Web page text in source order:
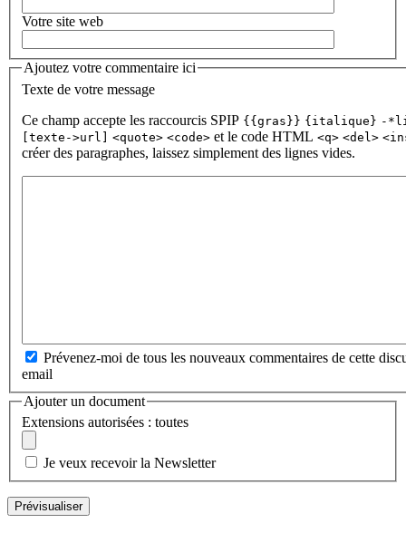
Votre site web
Ajoutez votre commentaire ici
Texte de votre message
Ce champ accepte les raccourcis SPIP {{gras}} {italique} -
[texte->url] <quote> <code> et le code HTML <q> <del>
créer des paragraphes, laissez simplement des lignes vides.
Prévenez-moi de tous les nouveaux commentaires de cette
email
Ajouter un document
Extensions autorisées : toutes
Je veux recevoir la Newsletter